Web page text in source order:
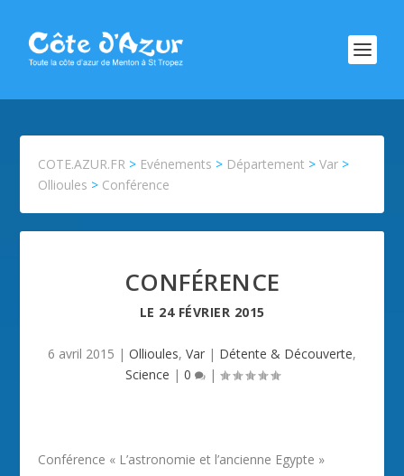
COTE.AZUR.FR > Evénements > Département >Var >
Ollioules > Conférence
CONFÉRENCE
LE 24 FÉVRIER 2015
6 avril 2015 | Ollioules, Var | Détente & Découverte,
Science | 0 |
Conférence « L’astronomie et l’ancienne Egypte »